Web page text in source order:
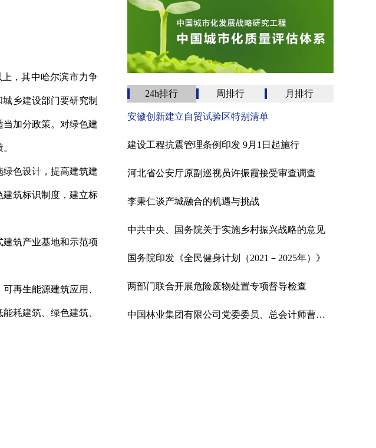
，其中哈尔滨市力争
乡建设部门要研究制
加分政策。对绿色建
色设计，提高建筑建
筑标识制度，建立标
筑产业基地和示范项
再生能源建筑应用、
耗建筑、绿色建筑、
24h排行 周排行 月排行
安徽创新建立自贸试验区特别清单
建设工程抗震管理条例印发 9月1日起施行
河北省公安厅原副巡视员许振霞接受审查调查
李秉仁谈产城融合的机遇与挑战
中共中央、国务院关于实施乡村振兴战略的意见
国务院印发《全民健身计划（2021－2025年）》
两部门联合开展危险废物处置专项督导检查
中国林业集团有限公司党委委员、总会计师曹军接受纪律审查和监察调查